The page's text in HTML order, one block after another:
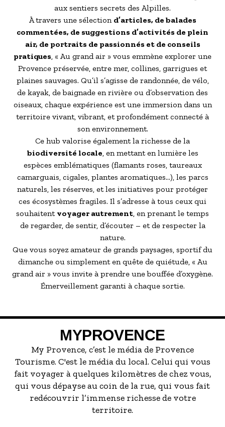
aux sentiers secrets des Alpilles.
À travers une sélection d’articles, de balades
commentées, de suggestions d’activités de plein
air, de portraits de passionnés et de conseils
pratiques, « Au grand air » vous emmène explorer une
Provence préservée, entre mer, collines, garrigues et
plaines sauvages. Qu’il s’agisse de randonnée, de vélo,
de kayak, de baignade en rivière ou d’observation des
oiseaux, chaque expérience est une immersion dans un
territoire vivant, vibrant, et profondément connecté à
son environnement.
Ce hub valorise également la richesse de la
biodiversité locale, en mettant en lumière les
espèces emblématiques (flamants roses, taureaux
camarguais, cigales, plantes aromatiques…), les parcs
naturels, les réserves, et les initiatives pour protéger
ces écosystèmes fragiles. Il s’adresse à tous ceux qui
souhaitent voyager autrement, en prenant le temps
de regarder, de sentir, d’écouter – et de respecter la
nature.
Que vous soyez amateur de grands paysages, sportif du
dimanche ou simplement en quête de quiétude, « Au
grand air » vous invite à prendre une bouffée d’oxygène.
Émerveillement garanti à chaque sortie.
MYPROVENCE
My Provence, c’est le média de Provence
Tourisme. C'est le média du local. Celui qui vous
fait voyager à quelques kilomètres de chez vous,
qui vous dépayse au coin de la rue, qui vous fait
redécouvrir l’immense richesse de votre
territoire.